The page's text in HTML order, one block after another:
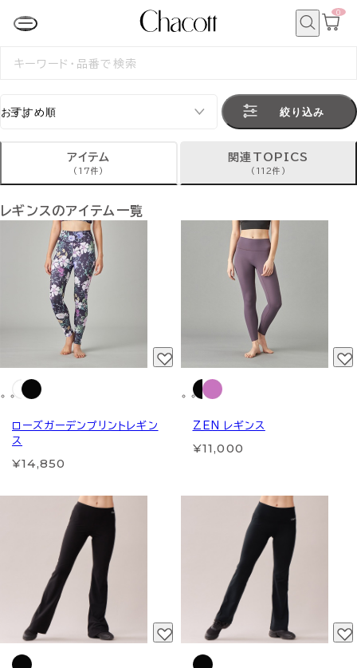
カ
0
検
絞り込み
アイテム
(17件)
関連TOPICS
(112件)
レギンスのアイテム一覧
ローズガーデンプリントレギン
ス
¥14,850
ZEN レギンス
¥11,000